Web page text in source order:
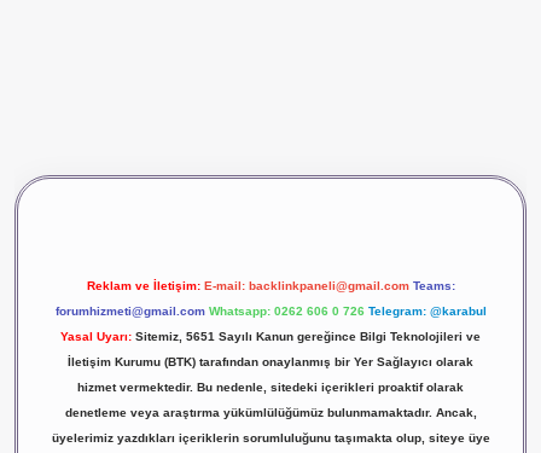
Reklam ve İletişim: E-mail: backlinkpaneli@gmail.com Teams:
forumhizmeti@gmail.com Whatsapp: 0262 606 0 726 Telegram: @karabul
Yasal Uyarı: Sitemiz, 5651 Sayılı Kanun gereğince Bilgi Teknolojileri ve
İletişim Kurumu (BTK) tarafından onaylanmış bir Yer Sağlayıcı olarak
hizmet vermektedir. Bu nedenle, sitedeki içerikleri proaktif olarak
denetleme veya araştırma yükümlülüğümüz bulunmamaktadır. Ancak,
üyelerimiz yazdıkları içeriklerin sorumluluğunu taşımakta olup, siteye üye